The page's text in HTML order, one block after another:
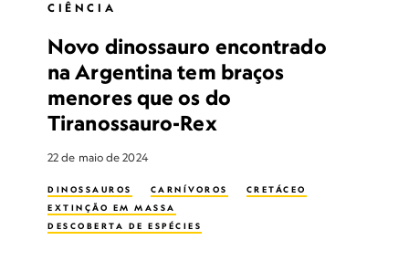
CIÊNCIA
Novo dinossauro encontrado
na Argentina tem braços
menores que os do
Tiranossauro-Rex
22 de maio de 2024
DINOSSAUROS CARNÍVOROS
CRETÁCEO
EXTINÇÃO EM MASSA
DESCOBERTA DE ESPÉCIES